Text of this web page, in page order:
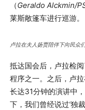
（Geraldo Alckmin/
莱斯敞篷车进行巡游。
卢拉在夫人扬贾陪伴下向民众
抵达国会后，卢拉检
程序之一。之后，卢
长达31分钟的演讲中
下，我们曾经说过‘独